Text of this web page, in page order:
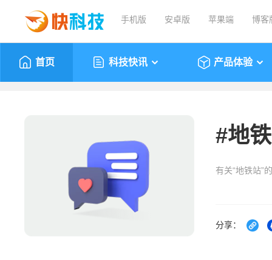
手机版 安卓版 苹果端 博客
首页 科技快讯 产品体验
#地
有关“地铁站”
分享：